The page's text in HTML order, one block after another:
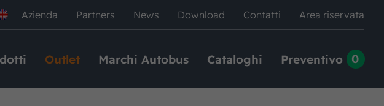
Azienda Partners News Download Contatti Area riservata
Outlet Marchi Autobus Cataloghi Preventivo 0